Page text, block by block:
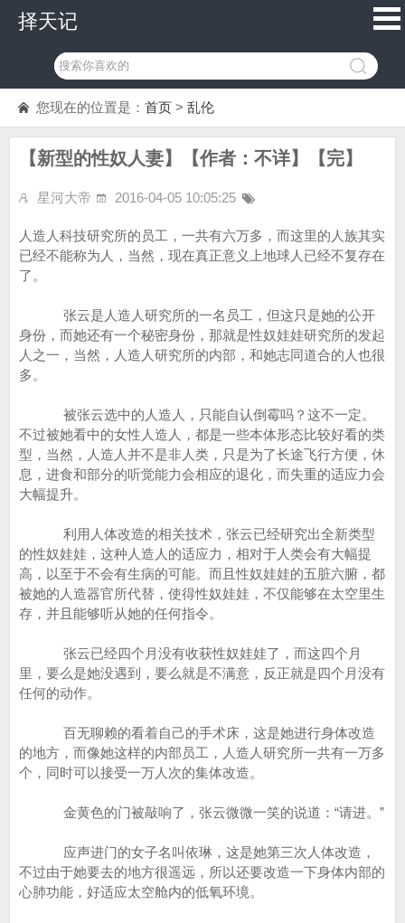
择天记
您现在的位置是： 首页 > 乱伦
【新型的性奴人妻】【作者：不详】【完】
星河大帝 2016-04-05 10:05:25
人造人科技研究所的员工，一共有六万多，而这里的人族其实
已经不能称为人，当然，现在真正意义上地球人已经不复存在
了。
张云是人造人研究所的一名员工，但这只是她的公开
身份，而她还有一个秘密身份，那就是性奴娃娃研究所的发起
人之一，当然，人造人研究所的内部，和她志同道合的人也很
多。
被张云选中的人造人，只能自认倒霉吗？这不一定。
不过被她看中的女性人造人，都是一些本体形态比较好看的类
型，当然，人造人并不是非人类，只是为了长途飞行方便，休
息，进食和部分的听觉能力会相应的退化，而失重的适应力会
大幅提升。
利用人体改造的相关技术，张云已经研究出全新类型
的性奴娃娃，这种人造人的适应力，相对于人类会有大幅提
高，以至于不会有生病的可能。而且性奴娃娃的五脏六腑，都
被她的人造器官所代替，使得性奴娃娃，不仅能够在太空里生
存，并且能够听从她的任何指令。
张云已经四个月没有收获性奴娃娃了，而这四个月
里，要么是她没遇到，要么就是不满意，反正就是四个月没有
任何的动作。
百无聊赖的看着自己的手术床，这是她进行身体改造
的地方，而像她这样的内部员工，人造人研究所一共有一万多
个，同时可以接受一万人次的集体改造。
金黄色的门被敲响了，张云微微一笑的说道：“请进。”
应声进门的女子名叫依琳，这是她第三次人体改造，
不过由于她要去的地方很遥远，所以还要改造一下身体内部的
心肺功能，好适应太空舱内的低氧环境。